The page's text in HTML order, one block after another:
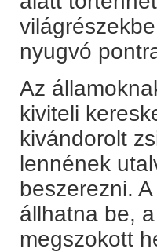
nyugvó
Az
kiviteli
kivándorolt
lennének
beszerezni.
állhatna be,
megszokott